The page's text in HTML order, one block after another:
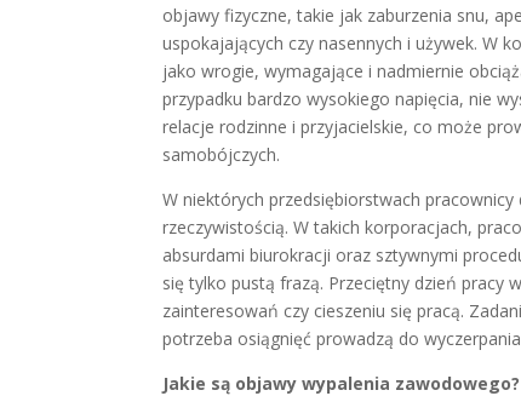
objawy fizyczne, takie jak zaburzenia snu,
uspokajających czy nasennych i używek. W
jako wrogie, wymagające i nadmiernie
przypadku bardzo wysokiego napięcia, nie
relacje rodzinne i przyjacielskie, co może
samobójczych.
W niektórych przedsiębiorstwach
rzeczywistością. W takich korporacjach,
absurdami biurokracji oraz sztywnymi
się tylko pustą frazą. Przeciętny dzień pracy
zainteresowań czy cieszeniu się pracą.
potrzeba osiągnięć prowadzą do
Jakie są objawy wypalenia